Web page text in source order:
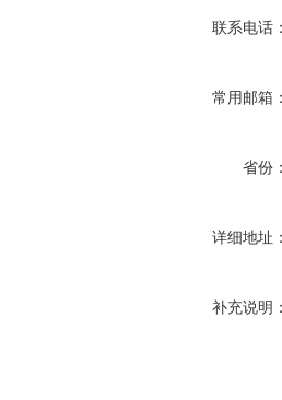
联系电话：
常用邮箱：
省份：
详细地址：
补充说明：